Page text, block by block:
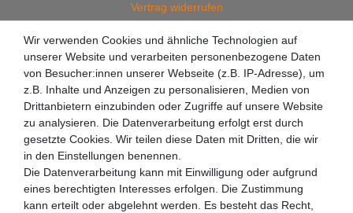
Vertrag widerrufen
Wir verwenden Cookies und ähnliche Technologien auf
unserer Website und verarbeiten personenbezogene Daten
von Besucher:innen unserer Webseite (z.B. IP-Adresse), um
z.B. Inhalte und Anzeigen zu personalisieren, Medien von
Drittanbietern einzubinden oder Zugriffe auf unsere Website
zu analysieren. Die Datenverarbeitung erfolgt erst durch
gesetzte Cookies. Wir teilen diese Daten mit Dritten, die wir
in den Einstellungen benennen.
Die Datenverarbeitung kann mit Einwilligung oder aufgrund
eines berechtigten Interesses erfolgen. Die Zustimmung
kann erteilt oder abgelehnt werden. Es besteht das Recht,